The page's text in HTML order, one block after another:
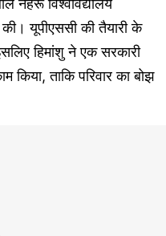
यूपीएससी की तैयारी के
हिमांशु ने एक सरकारी
किया, ताकि परिवार का बोझ